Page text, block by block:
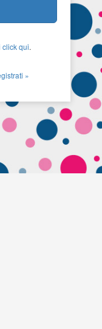
click qui.
»